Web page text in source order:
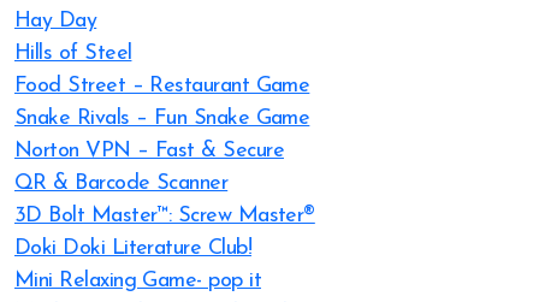
Hay Day
Hills of Steel
Food Street – Restaurant Game
Snake Rivals – Fun Snake Game
Norton VPN – Fast & Secure
QR & Barcode Scanner
3D Bolt Master™: Screw Master®
Doki Doki Literature Club!
Mini Relaxing Game- pop it